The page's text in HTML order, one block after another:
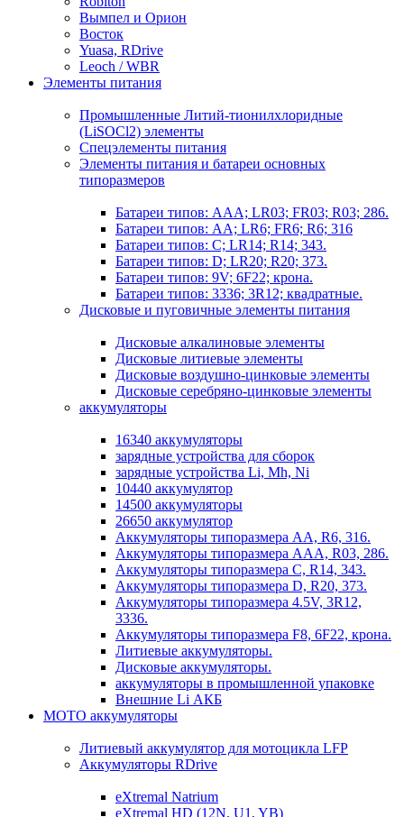
Вымпел и Орион
Восток
Yuasa, RDrive
Leoch / WBR
Элементы питания
Промышленные Литий-тионилхлоридные
(LiSOCl2) элементы
Спецэлементы питания
Элементы питания и батареи основных
типоразмеров
Батареи типов: AAA; LR03; FR03; R03; 286.
Батареи типов: AA; LR6; FR6; R6; 316
Батареи типов: C; LR14; R14; 343.
Батареи типов: D; LR20; R20; 373.
Батареи типов: 9V; 6F22; крона.
Батареи типов: 3336; 3R12; квадратные.
Дисковые и пуговичные элементы питания
Дисковые алкалиновые элементы
Дисковые литиевые элементы
Дисковые воздушно-цинковые элементы
Дисковые серебряно-цинковые элементы
аккумуляторы
16340 аккумуляторы
зарядные устройства для сборок
зарядные устройства Li, Mh, Ni
10440 аккумулятор
14500 аккумуляторы
26650 аккумулятор
Аккумуляторы типоразмера АА, R6, 316.
Аккумуляторы типоразмера ААА, R03, 286.
Аккумуляторы типоразмера С, R14, 343.
Аккумуляторы типоразмера D, R20, 373.
Аккумуляторы типоразмера 4.5V, 3R12,
3336.
Аккумуляторы типоразмера F8, 6F22, крона.
Литиевые аккумуляторы.
Дисковые аккумуляторы.
аккумуляторы в промышленной упаковке
Внешние Li АКБ
МОТО аккумуляторы
Литиевый аккумулятор для мотоцикла LFP
Аккумуляторы RDrive
eXtremal Natrium
eXtremal HD (12N, U1, YB)